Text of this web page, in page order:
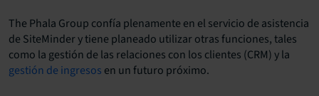
The Phala Group confía plenamente en el servicio de asistencia
de SiteMinder y tiene planeado utilizar otras funciones, tales
como la gestión de las relaciones con los clientes (CRM) y la
gestión de ingresos en un futuro próximo.